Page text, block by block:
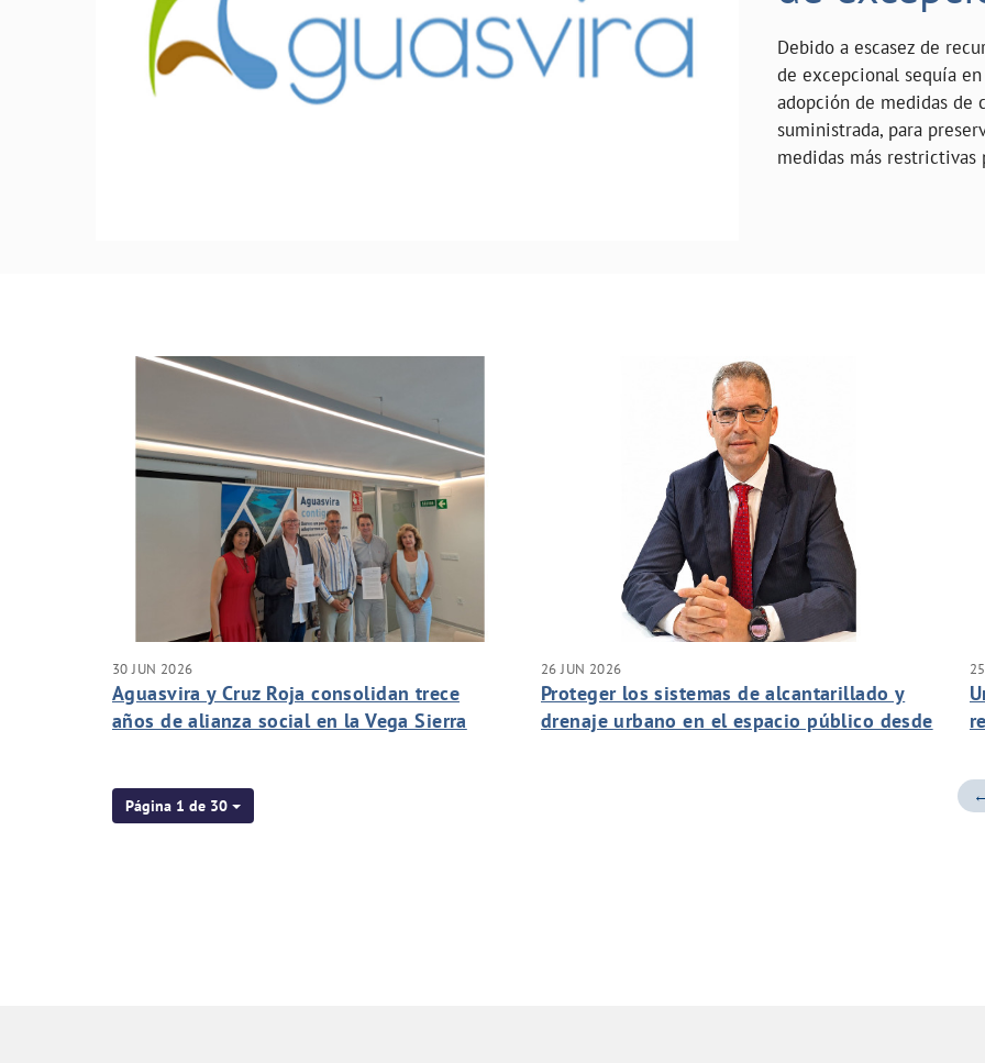
Debido a escasez de
de excepcional sequía
adopción de medidas de
suministrada, para
medidas más
30 JUN 2026
Aguasvira y Cruz Roja consolidan trece
años de alianza social en la Vega Sierra
26 JUN 2026
Proteger los sistemas de alcantarillado y
drenaje urbano en el espacio público desde
Página 1 de 30